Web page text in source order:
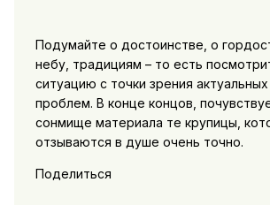
Подумайте о достоинстве, о
небу, традициям – то есть
ситуацию с точки зрения
проблем. В конце концов,
сонмище материала те крупицы,
отзываются в душе очень точно.
Поделиться